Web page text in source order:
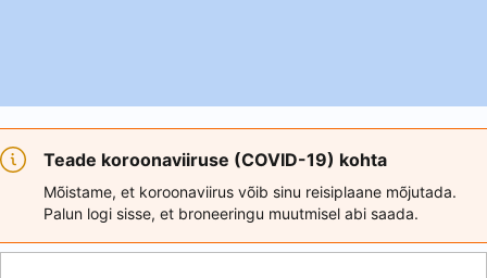
Teade koroonaviiruse (COVID-19) kohta
Mõistame, et koroonaviirus võib sinu reisiplaane mõjutada.
Palun logi sisse, et broneeringu muutmisel abi saada.